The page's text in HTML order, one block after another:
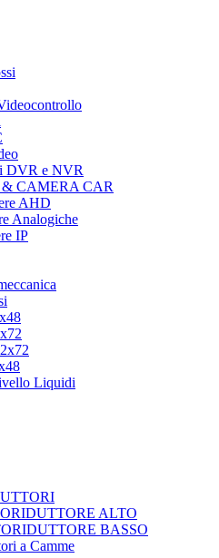
DVR e NVR
CAMERA CAR
AHD
Analogiche
IP
Liquidi
ALTO
BASSO
a Camme